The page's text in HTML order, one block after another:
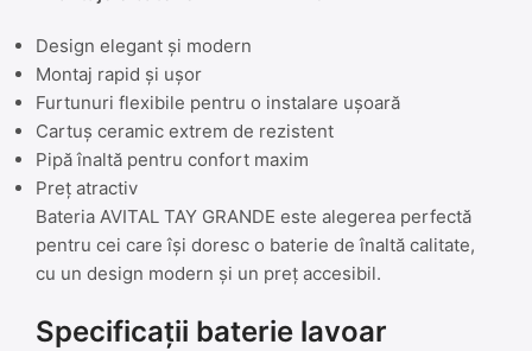
Design elegant și modern
Montaj rapid și ușor
Furtunuri flexibile pentru o instalare ușoară
Cartuș ceramic extrem de rezistent
Pipă înaltă pentru confort maxim
Preț atractiv
Bateria AVITAL TAY GRANDE este alegerea perfectă
pentru cei care își doresc o baterie de înaltă calitate,
cu un design modern și un preț accesibil.
Specificații baterie lavoar